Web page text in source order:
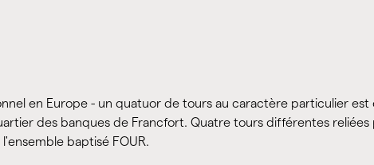
en Europe - un quatuor de tours au caractère particulier est
des banques de Francfort. Quatre tours différentes reliées
baptisé FOUR.